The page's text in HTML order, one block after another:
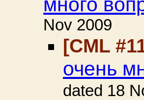
Nov 2009
[CML
очень
dated 18